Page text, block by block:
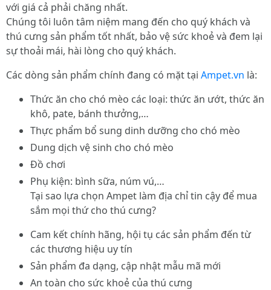
với giá cả phải chăng nhất.
Chúng tôi luôn tâm niệm mang đến cho quý khách và
thú cưng sản phẩm tốt nhất, bảo vệ sức khoẻ và đem lại
sự thoải mái, hài lòng cho quý khách.
Các dòng sản phẩm chính đang có mặt tại Ampet.vn là:
Thức ăn cho chó mèo các loại: thức ăn ướt, thức ăn
khô, pate, bánh thưởng,…
Thực phẩm bổ sung dinh dưỡng cho chó mèo
Dung dịch vệ sinh cho chó mèo
Đồ chơi
Phụ kiện: bình sữa, núm vú,…
Tại sao lựa chọn Ampet làm địa chỉ tin cậy để mua
sắm mọi thứ cho thú cưng?
Cam kết chính hãng, hội tụ các sản phẩm đến từ
các thương hiệu uy tín
Sản phẩm đa dạng, cập nhật mẫu mã mới
An toàn cho sức khoẻ của thú cưng